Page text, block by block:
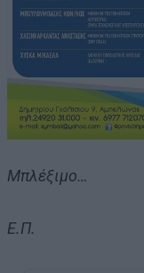
Μπλέξιμο…
Ε.Π.